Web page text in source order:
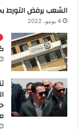
الشعب يرفض التورط
4 يونيو، 2022